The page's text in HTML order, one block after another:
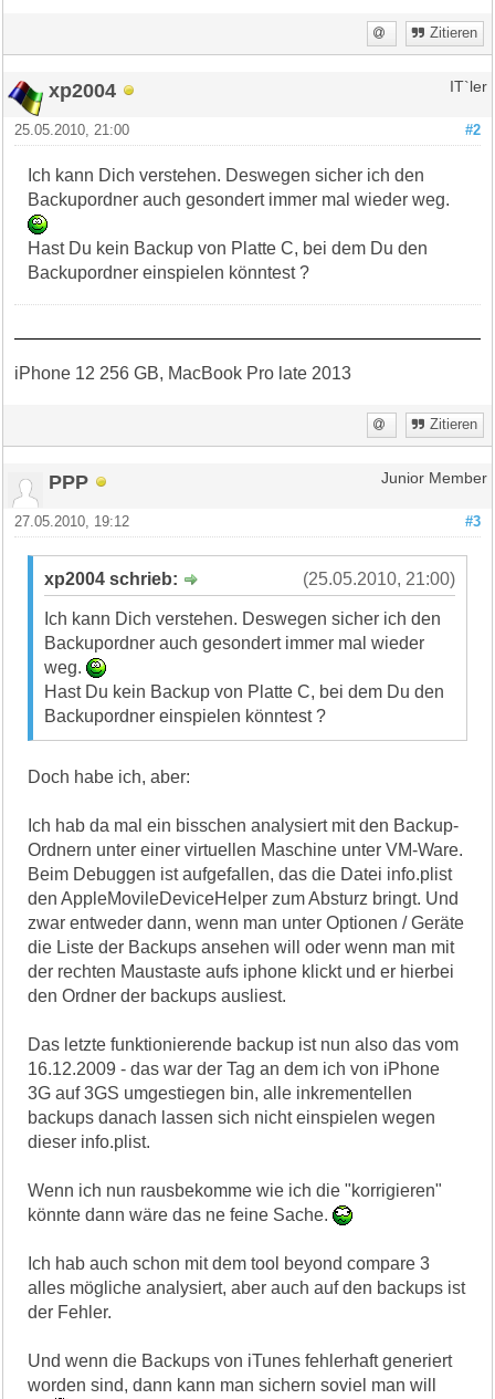
Zitieren
xp2004 IT`ler
#2
25.05.2010, 21:00
Ich kann Dich verstehen. Deswegen sicher ich den
Backupordner auch gesondert immer mal wieder weg.
Hast Du kein Backup von Platte C, bei dem Du den
Backupordner einspielen könntest ?
iPhone 12 256 GB, MacBook Pro late 2013
Zitieren
PPP Junior Member
#3
27.05.2010, 19:12
(25.05.2010, 21:00)
xp2004 schrieb:
Ich kann Dich verstehen. Deswegen sicher ich den
Backupordner auch gesondert immer mal wieder
weg.
Hast Du kein Backup von Platte C, bei dem Du den
Backupordner einspielen könntest ?
Doch habe ich, aber:
Ich hab da mal ein bisschen analysiert mit den Backup-
Ordnern unter einer virtuellen Maschine unter VM-Ware.
Beim Debuggen ist aufgefallen, das die Datei info.plist
den AppleMovileDeviceHelper zum Absturz bringt. Und
zwar entweder dann, wenn man unter Optionen / Geräte
die Liste der Backups ansehen will oder wenn man mit
der rechten Maustaste aufs iphone klickt und er hierbei
den Ordner der backups ausliest.
Das letzte funktionierende backup ist nun also das vom
16.12.2009 - das war der Tag an dem ich von iPhone
3G auf 3GS umgestiegen bin, alle inkrementellen
backups danach lassen sich nicht einspielen wegen
dieser info.plist.
Wenn ich nun rausbekomme wie ich die "korrigieren"
könnte dann wäre das ne feine Sache.
Ich hab auch schon mit dem tool beyond compare 3
alles mögliche analysiert, aber auch auf den backups ist
der Fehler.
Und wenn die Backups von iTunes fehlerhaft generiert
worden sind, dann kann man sichern soviel man will